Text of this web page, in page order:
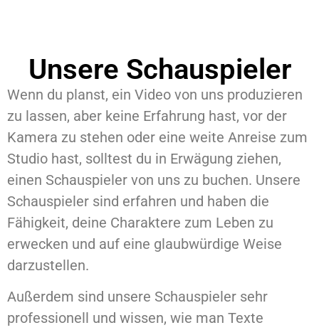
Unsere Schauspieler
Wenn du planst, ein Video von uns produzieren
zu lassen, aber keine Erfahrung hast, vor der
Kamera zu stehen oder eine weite Anreise zum
Studio hast, solltest du in Erwägung ziehen,
einen Schauspieler von uns zu buchen. Unsere
Schauspieler sind erfahren und haben die
Fähigkeit, deine Charaktere zum Leben zu
erwecken und auf eine glaubwürdige Weise
darzustellen.
Außerdem sind unsere Schauspieler sehr
professionell und wissen, wie man Texte